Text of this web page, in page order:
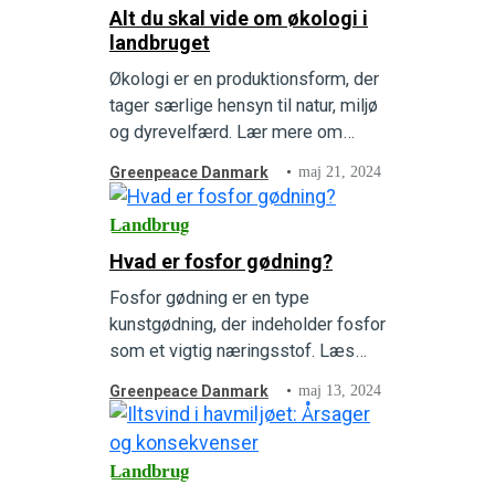
Alt du skal vide om økologi i
landbruget
Økologi er en produktionsform, der
tager særlige hensyn til natur, miljø
og dyrevelfærd. Lær mere om
landbrug og miljø lige her.
Greenpeace Danmark maj 21, 2024
Landbrug
Hvad er fosfor gødning?
Fosfor gødning er en type
kunstgødning, der indeholder fosfor
som et vigtig næringsstof. Læs
negative miljøkonsekvenser.
Greenpeace Danmark maj 13, 2024
Landbrug